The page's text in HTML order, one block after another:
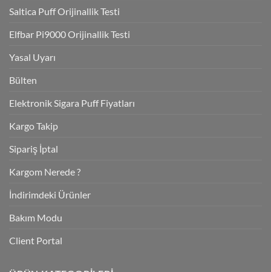
Saltica Puff Orijinallik Testi
Elfbar Pi9000 Orijinallik Testi
Yasal Uyarı
Bülten
Elektronik Sigara Puff Fiyatları
Kargo Takip
Sipariş İptal
Kargom Nerede ?
İndirimdeki Ürünler
Bakım Modu
Client Portal